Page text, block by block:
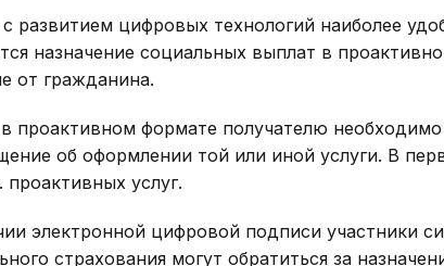
развитием цифровых технологий наиболее
назначение социальных выплат в
от гражданина.
в проактивном формате получателю
об оформлении той или иной услуги. В
услуг.
электронной цифровой подписи участники
страхования могут обратиться за